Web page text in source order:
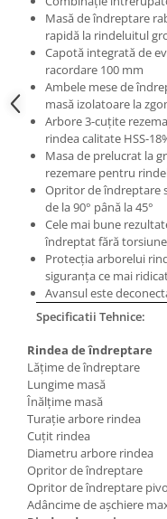
Masini pneumatice de
Masini electrice de filetat
Exhaustor pentru aschii
Masini de gaurit cu talpa
magnetica
Instalatii de spalare a
Accesorii prelucrare
Universale de strung si
pentru strunguri
Falci pentru 3 bacuri
Falci pentru 4 bacuri
Flanșă
Fălcile pentru 3-bacuri
Fălcile pentru 4-bacuri
Mandrine independente
Mandrină cu 3 fălci din
Mandrină cu 3 fălci din
Mandrină cu 4 fălci din
Mandrină cu 4 fălci din
Seturi de unelte pentru
Standuri pentru
Instrumente de prindere
Masă de îndreptare
rapidă la rindeluitul
Capotă integrată de
racordare 100 mm
Ambele mese de
masă izolatoare la
Arbore 3-cuţite
rindea calitate HSS-
Masa de prelucrat la
rezemare pentru
Opritor de îndreptare
de la 90° până la 45°
Cele mai bune
îndreptat fără
Protecţia arborelui
siguranţa ce mai
Avansul este
Specificatii Tehnice:
Rindea de îndreptare
Lăţime de îndreptare
Lungime masă
Înălţime masă
Turaţie arbore rindea
Cuţit rindea
Diametru arbore rindea
Opritor de îndreptare
Opritor de îndreptare
Adâncime de aşchiere